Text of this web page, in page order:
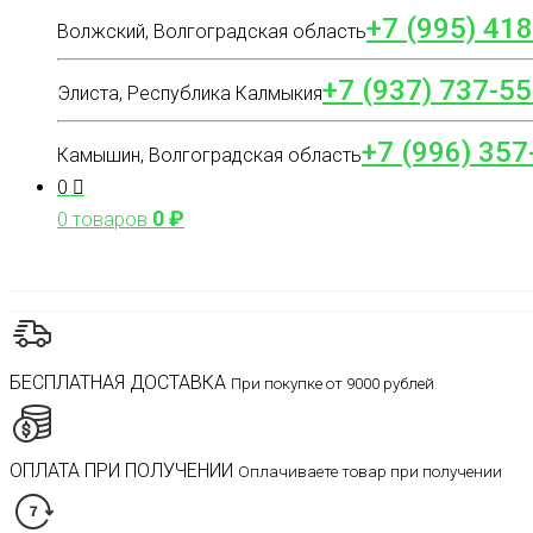
Волжский, Волгоградская область+7 (995)
Элиста, Республика Калмыкия+7 (937) 737-
Камышин, Волгоградская область+7 (996)
0
0 товаров 0₽
БЕСПЛАТНАЯ ДОСТАВКА При покупке от 9000 рублей
ОПЛАТА ПРИ ПОЛУЧЕНИИ Оплачиваете товар при получении